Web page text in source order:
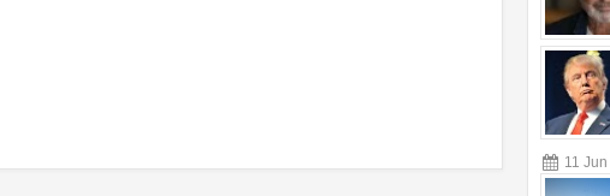
11 Jun